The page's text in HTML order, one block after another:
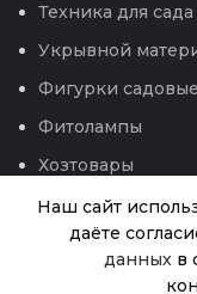
Техника для сада
Укрывной
Фигурки садовые
Фитолампы
Хозтовары
Чековая лента
Электроприборы
Наш сайт
даёте
данных в
Огурец
(Аэлита)